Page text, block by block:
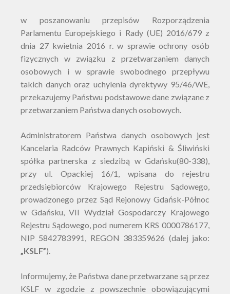
w poszanowaniu przepisów Rozporządzenia
Parlamentu Europejskiego i Rady (UE) 2016/679 z
dnia 27 kwietnia 2016 r. w sprawie ochrony osób
fizycznych w związku z przetwarzaniem danych
osobowych i w sprawie swobodnego przepływu
takich danych oraz uchylenia dyrektywy 95/46/WE,
przekazujemy Państwu podstawowe dane związane z
przetwarzaniem Państwa danych osobowych.
Administratorem Państwa danych osobowych jest
Kancelaria Radców Prawnych Kapiński & Śliwiński
spółka partnerska z siedzibą w Gdańsku(80-338),
przy ul. Opackiej 16/1, wpisana do rejestru
przedsiębiorców Krajowego Rejestru Sądowego,
prowadzonego przez Sąd Rejonowy Gdańsk-Północ
w Gdańsku, VII Wydział Gospodarczy Krajowego
Rejestru Sądowego, pod numerem KRS 0000786177,
NIP 5842783991, REGON 383359626 (dalej jako:
„KSLF”).
Informujemy, że Państwa dane przetwarzane są przez
KSLF w zgodzie z powszechnie obowiązującymi